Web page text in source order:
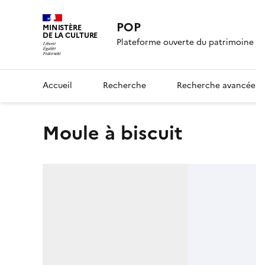
MINISTÈRE
DE LA CULTURE POP
Plateforme ouverte du patrimoine
Accueil Recherche Recherche avancée
moule à biscuit